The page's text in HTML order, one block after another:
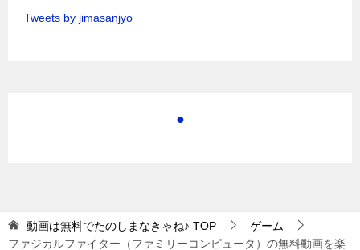
Tweets by jimasanjyo
●
動画は無料でたのしまなきゃね♪ TOP
ゲーム
ファジカルファイター（ファミリーコンピュータ）の無料動画を楽